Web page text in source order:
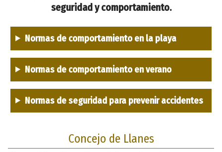
seguridad y comportamiento.
Normas de comportamiento en la playa
Normas de comportamiento en verano
Normas de seguridad para prevenir accidentes
Concejo de Llanes